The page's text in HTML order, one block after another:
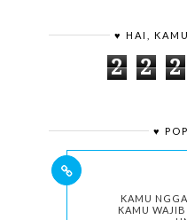
♥ HAI,
2 2 2
♥
KAMU
KAMU